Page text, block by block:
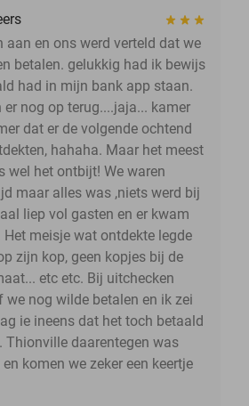
aan en ons werd verteld dat we
betalen. gelukkig had ik bewijs
had in mijn bank app staan.
er nog op terug....jaja... kamer
dat er de volgende ochtend
hahaha. Maar het meest
wel het ontbijt! We waren
maar alles was ,niets werd bij
liep vol gasten en er kwam
Het meisje wat ontdekte legde
zijn kop, geen kopjes bij de
etc etc. Bij uitchecken
we nog wilde betalen en ik zei
ie ineens dat het toch betaald
Thionville daarentegen was
komen we zeker een keertje